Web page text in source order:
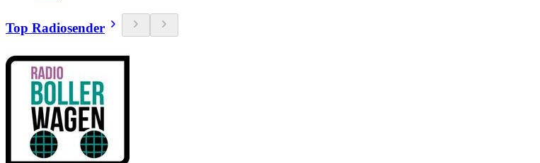
Top Radiosender